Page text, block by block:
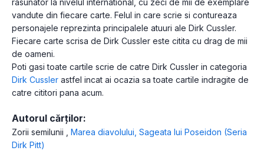
rasunator la nivelul international, cu zeci de mii de exemplare
vandute din fiecare carte. Felul in care scrie si contureaza
personajele reprezinta principalele atuuri ale Dirk Cussler.
Fiecare carte scrisa de Dirk Cussler este citita cu drag de mii
de oameni.
Poti gasi toate cartile scrie de catre Dirk Cussler in categoria
Dirk Cussler astfel incat ai ocazia sa toate cartile indragite de
catre cititori pana acum.
Autorul cărților:
Zorii semilunii Marea diavolului Sageata lui Poseidon (Seria
Dirk Pitt)